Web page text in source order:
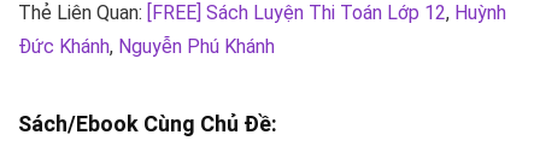
Thẻ Liên Quan: [FREE] Sách Luyện Thi Toán Lớp 12, Huỳnh
Đức Khánh, Nguyễn Phú Khánh
Sách/Ebook Cùng Chủ Đề: